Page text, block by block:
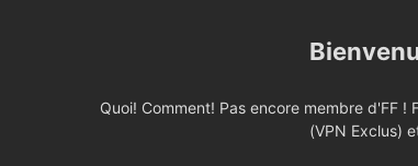
Quoi! Comment! Pas encore membre d'FF
(VPN Exclus)